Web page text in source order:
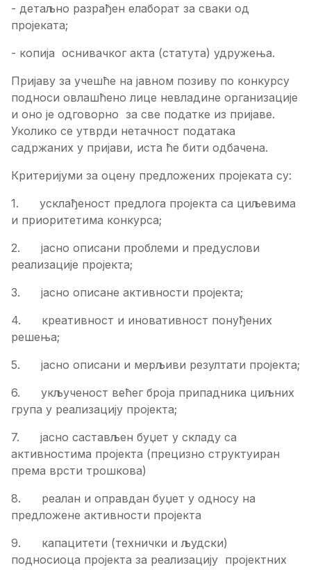
- детаљно разрађен елаборат за сваки од
пројеката;
- копија оснивачког акта (статута) удружења.
Пријаву за учешће на јавном позиву по конкурсу
подноси овлашћено лице невладине организације
и оно је одговорно за све податке из пријаве.
Уколико се утврди нетачност података
садржаних у пријави, иста ће бити одбачена.
Критеријуми за оцену предложених пројеката су:
1. усклађеност предлога пројекта са циљевима
и приоритетима конкурса;
2. јасно описани проблеми и предуслови
реализације пројекта;
3. јасно описане активности пројекта;
4. креативност и иновативност понуђених
решења;
5. јасно описани и мерљиви резултати пројекта;
6. укљученост већег броја припадника циљних
група у реализацију пројекта;
7. јасно састављен буџет у складу са
активностима пројекта (прецизно структуиран
према врсти трошкова)
8. реалан и оправдан буџет у односу на
предложене активности пројекта
9. капацитети (технички и људски)
подносиоца пројекта за реализацију пројектних